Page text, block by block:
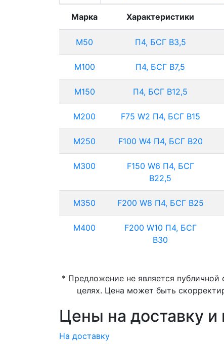
Марка Характеристики
М50 П4, БСГ В3,5
М100 П4, БСГ В7,5
М150 П4, БСГ В12,5
М200 F75 W2 П4, БСГ В15
М250 F100 W4 П4, БСГ В20
М300
F150 W6 П4, БСГ
В22,5
М350 F200 W8 П4, БСГ В25
М400
F200 W10 П4, БСГ
В30
* Предложение не является
целях. Цена может быть
Цены на доставку и
На доставку